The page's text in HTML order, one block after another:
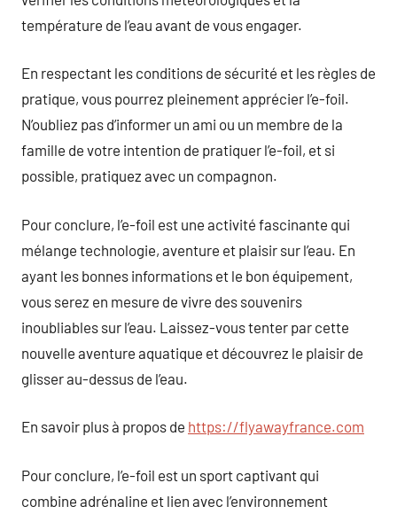
température de l’eau avant de vous engager.
En respectant les conditions de sécurité et les règles de
pratique, vous pourrez pleinement apprécier l’e-foil.
N’oubliez pas d’informer un ami ou un membre de la
famille de votre intention de pratiquer l’e-foil, et si
possible, pratiquez avec un compagnon.
Pour conclure, l’e-foil est une activité fascinante qui
mélange technologie, aventure et plaisir sur l’eau. En
ayant les bonnes informations et le bon équipement,
vous serez en mesure de vivre des souvenirs
inoubliables sur l’eau. Laissez-vous tenter par cette
nouvelle aventure aquatique et découvrez le plaisir de
glisser au-dessus de l’eau.
En savoir plus à propos de https://flyawayfrance.com
Pour conclure, l’e-foil est un sport captivant qui
combine adrénaline et lien avec l’environnement